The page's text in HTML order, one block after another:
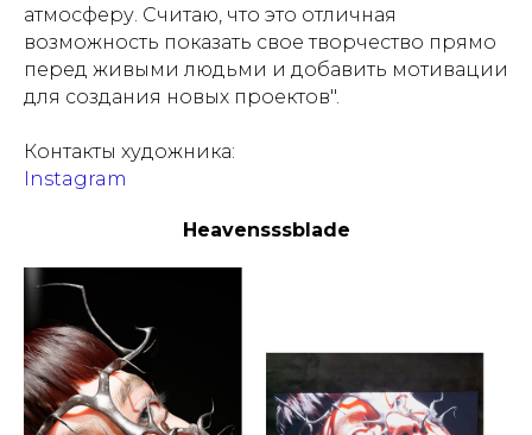
атмосферу. Считаю, что это отличная
возможность показать свое творчество прямо
перед живыми людьми и добавить мотивации
для создания новых проектов".
Контакты художника:
Instagram
Heavensssblade